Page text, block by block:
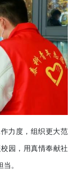
力度，组织更大范
园，用真情奉献社
。